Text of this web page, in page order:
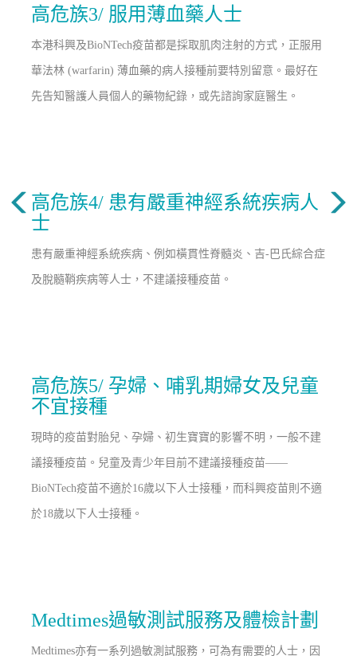
高危族3/ 服用薄血藥人士
本港科興及BioNTech疫苗都是採取肌肉注射的方式，正服用
華法林 (warfarin) 薄血藥的病人接種前要特別留意。最好在
先告知醫護人員個人的藥物紀錄，或先諮詢家庭醫生。
高危族4/ 患有嚴重神經系統疾病人
士
患有嚴重神經系統疾病、例如橫貫性脊髓炎、吉-巴氏綜合症
及脫髓鞘疾病等人士，不建議接種疫苗。
高危族5/ 孕婦、哺乳期婦女及兒童
不宜接種
現時的疫苗對胎兒、孕婦、初生寶寶的影響不明，一般不建
議接種疫苗。兒童及青少年目前不建議接種疫苗——
BioNTech疫苗不適於16歲以下人士接種，而科興疫苗則不適
於18歲以下人士接種。
Medtimes過敏測試服務及體檢計劃
Medtimes亦有一系列過敏測試服務，可為有需要的人士，因